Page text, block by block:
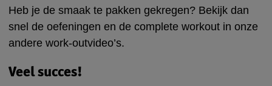
Heb je de smaak te pakken gekregen? Bekijk dan
snel de oefeningen en de complete workout in onze
andere work-outvideo’s.
Veel succes!